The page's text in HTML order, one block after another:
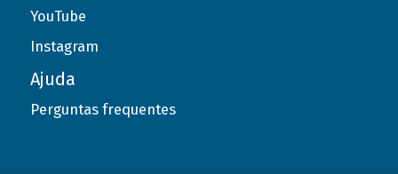
YouTube
Instagram
Ajuda
Perguntas frequentes